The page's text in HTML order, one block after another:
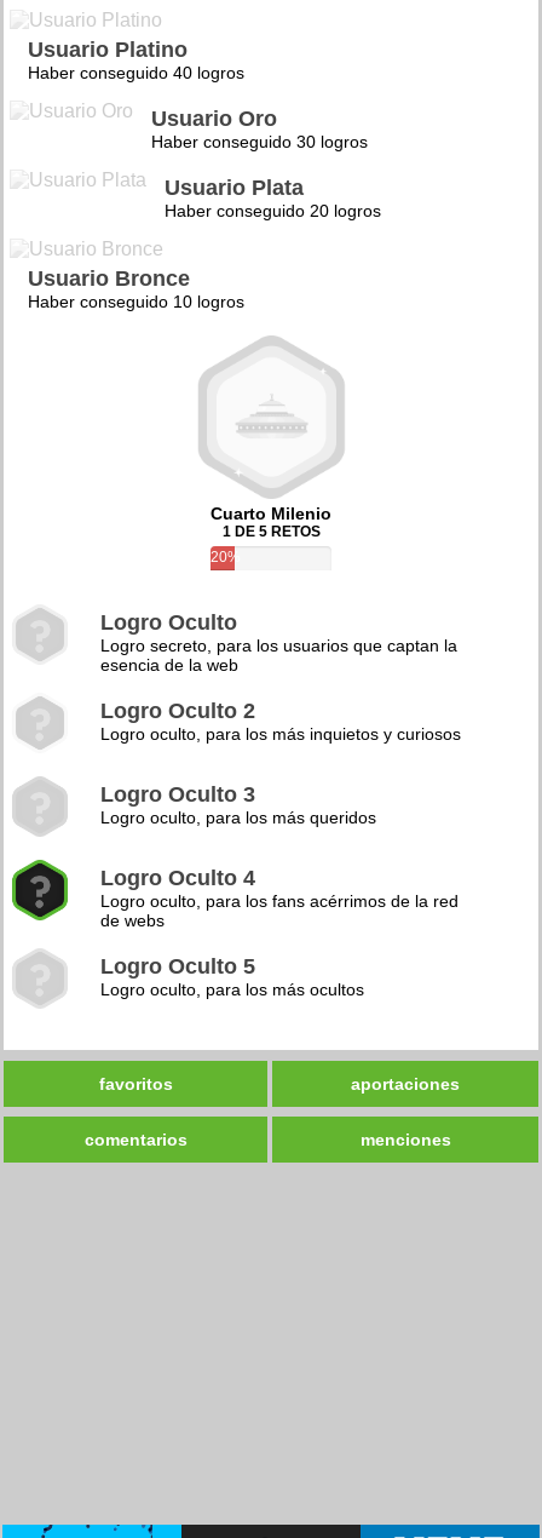
Usuario Platino
Haber conseguido 40 logros
Usuario Oro
Haber conseguido 30 logros
Usuario Plata
Haber conseguido 20 logros
Usuario Bronce
Haber conseguido 10 logros
Cuarto Milenio
1 DE 5 RETOS
20%
Logro Oculto
Logro secreto, para los usuarios que captan la
esencia de la web
Logro Oculto 2
Logro oculto, para los más inquietos y curiosos
Logro Oculto 3
Logro oculto, para los más queridos
Logro Oculto 4
Logro oculto, para los fans acérrimos de la red
de webs
Logro Oculto 5
Logro oculto, para los más ocultos
favoritos aportaciones
comentarios menciones